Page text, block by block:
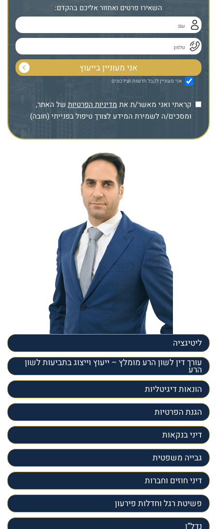
ליטיגציה
עורך דין לשון הרע מומלץ – ייעוץ וייצוג בתביעות לשון
הרע
הונאות דיגיטליות
הגנת הפרטיות
דיני בנקאות
גבייה משפטית
דיני חוזים וחברות
פשיטת רגל וחדלות פירעון
נדל”ן
השאירו פרטים ואחזור אליכם בהקדם:
אני מעוניין לקבל חדשות ועידכונים
קראתי ואני מאשר/ת את מדיניות הפרטיות של האתר,
ומסכים/ה לשמירת המידע לצורך טיפול בפנייתי (חובה)